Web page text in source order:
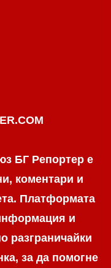
БГ Репортер е
коментари и
Платформата
и
разграничaйки
за да помогне